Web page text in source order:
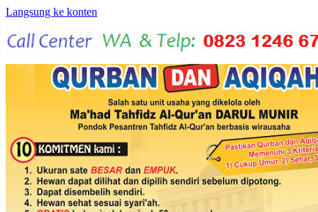
Langsung ke konten